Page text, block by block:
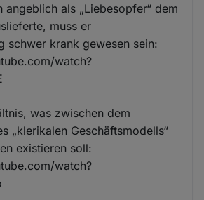
angeblich als „Liebesopfer“ dem
muss er
schwer krank gewesen sein:
watch?
was zwischen dem
„klerikalen Geschäftsmodells“
existieren soll:
watch?